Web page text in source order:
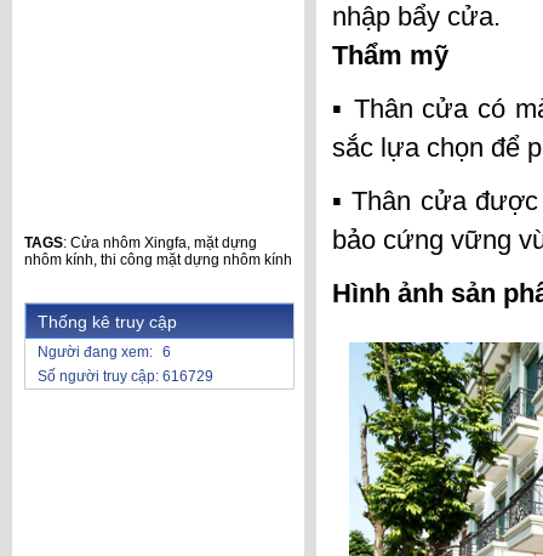
TAGS: Cửa nhôm Xingfa, mặt dựng
nhôm kính, thi công mặt dựng nhôm kính
Thống kê truy cập
Người đang xem: 6
Số người truy cập: 616729
nhập bẩy cửa.
Thẩm mỹ
▪ Thân cửa có
sắc lựa chọn để
▪ Thân cửa
bảo cứng vững
Hình ảnh sản